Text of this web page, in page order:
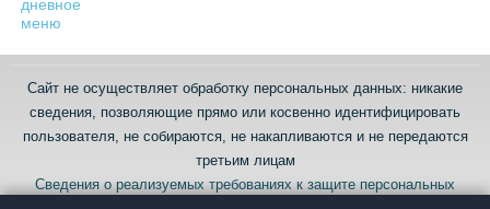
Сайт не осуществляет обработку персональных данных: никакие
сведения, позволяющие прямо или косвенно идентифицировать
пользователя, не собираются, не накапливаются и не передаются
третьим лицам
Сведения о реализуемых требованиях к защите персональных